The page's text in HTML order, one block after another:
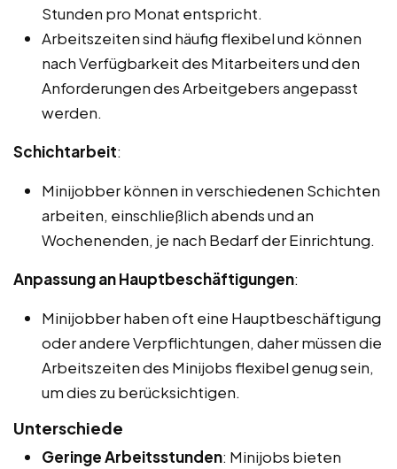
Stunden pro Monat entspricht.
Arbeitszeiten sind häufig flexibel und können
nach Verfügbarkeit des Mitarbeiters und den
Anforderungen des Arbeitgebers angepasst
werden.
Schichtarbeit:
Minijobber können in verschiedenen Schichten
arbeiten, einschließlich abends und an
Wochenenden, je nach Bedarf der Einrichtung.
Anpassung an Hauptbeschäftigungen:
Minijobber haben oft eine Hauptbeschäftigung
oder andere Verpflichtungen, daher müssen die
Arbeitszeiten des Minijobs flexibel genug sein,
um dies zu berücksichtigen.
Unterschiede
Geringe Arbeitsstunden: Minijobs bieten